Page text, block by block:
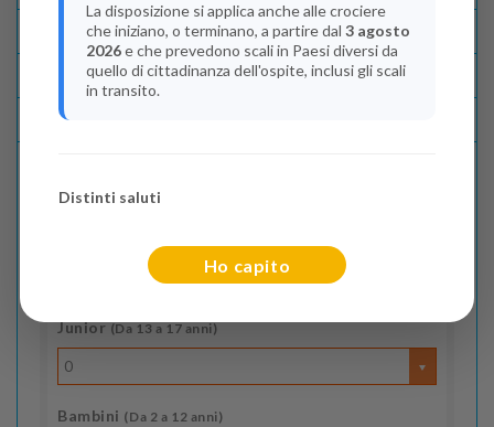
Condizioni
Recensioni
Indica il numero dei passeggeri
Junior(Da 13 a 17 anni)
0
Bambini (Da 2 a 12 anni)
La disposizione si applica anche alle crociere
che iniziano, o terminano, a partire dal 3 agosto
2026e che prevedono scali in Paesi diversi da
quello di cittadinanza dell'ospite, inclusi gli scali
in transito.
Distinti saluti
Ho capito